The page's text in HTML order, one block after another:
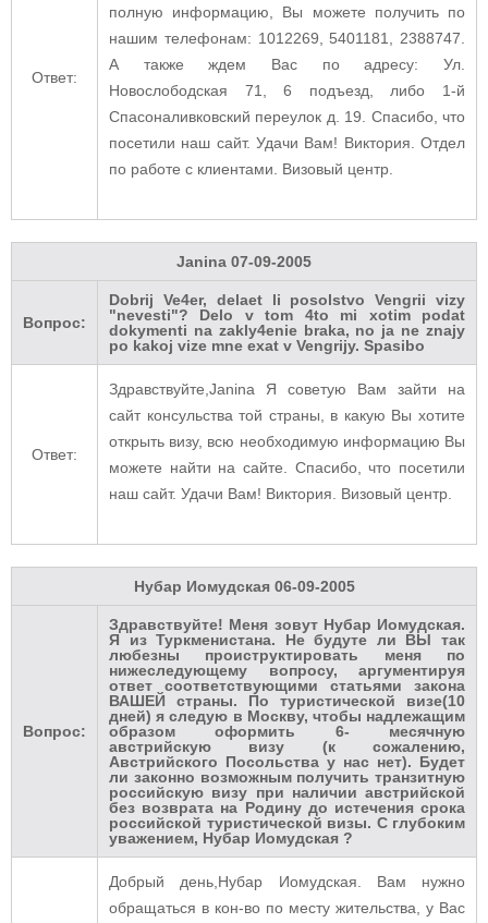
Ответ:
полную информацию, Вы можете получить по
нашим телефонам: 1012269, 5401181, 2388747.
А также ждем Вас по адресу: Ул.
Новослободская 71, 6 подъезд, либо 1-й
Спасоналивковский переулок д. 19. Спасибо, что
посетили наш сайт. Удачи Вам! Виктория. Отдел
по работе с клиентами. Визовый центр.
Janina 07-09-2005
Вопрос:
Dobrij Ve4er, delaet li posolstvo Vengrii vizy
"nevesti"? Delo v tom 4to mi xotim podat
dokymenti na zakly4enie braka, no ja ne znajy
po kakoj vize mne exat v Vengrijy. Spasibo
Ответ:
Здравствуйте,Janina Я советую Вам зайти на
сайт консульства той страны, в какую Вы хотите
открыть визу, всю необходимую информацию Вы
можете найти на сайте. Спасибо, что посетили
наш сайт. Удачи Вам! Виктория. Визовый центр.
Нубар Иомудская 06-09-2005
Вопрос:
Здравствуйте! Меня зовут Нубар Иомудская.
Я из Туркменистана. Не будуте ли ВЫ так
любезны проиструктировать меня по
нижеследующему вопросу, аргументируя
ответ соответствующими статьями закона
ВАШЕЙ страны. По туристической визе(10
дней) я следую в Москву, чтобы надлежащим
образом оформить 6- месячную
австрийскую визу (к сожалению,
Австрийского Посольства у нас нет). Будет
ли законно возможным получить транзитную
российскую визу при наличии австрийской
без возврата на Родину до истечения срока
российской туристической визы. С глубоким
уважением, Нубар Иомудская ?
Добрый день,Нубар Иомудская. Вам нужно
обращаться в кон-во по месту жительства, у Вас